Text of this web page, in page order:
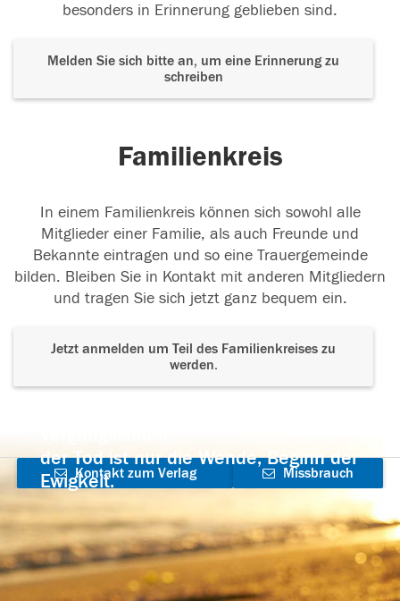
besonders in Erinnerung geblieben sind.
Melden Sie sich bitte an, um eine Erinnerung zu
schreiben
Familienkreis
In einem Familienkreis können sich sowohl alle
Mitglieder einer Familie, als auch Freunde und
Bekannte eintragen und so eine Trauergemeinde
bilden. Bleiben Sie in Kontakt mit anderen Mitgliedern
und tragen Sie sich jetzt ganz bequem ein.
Jetzt anmelden um Teil des Familienkreises zu
werden.
der Tod ist nur die Wende, Beginn der
Ewigkeit.
Kontakt zum Verlag
aufnehmen
Missbrauch